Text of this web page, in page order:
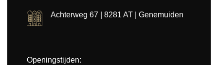
Achterweg 67 | 8281 AT | Genemuiden
Openingstijden: